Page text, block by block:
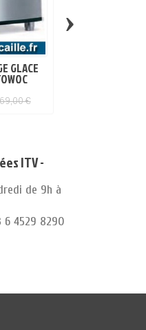
GLACE
€
›
ITV -
de 9h à
6 4529 8290